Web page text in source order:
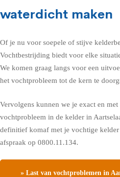
waterdicht maken
Of je nu voor soepele of stijve
Vochtbestrijding biedt voor elke
We komen graag langs voor een
het vochtprobleem tot de kern te
Vervolgens kunnen we je exact en
vochtprobleem in de kelder in
definitief komaf met je vochtige
afspraak op 0800.11.134.
» Last van vochtproblemen in